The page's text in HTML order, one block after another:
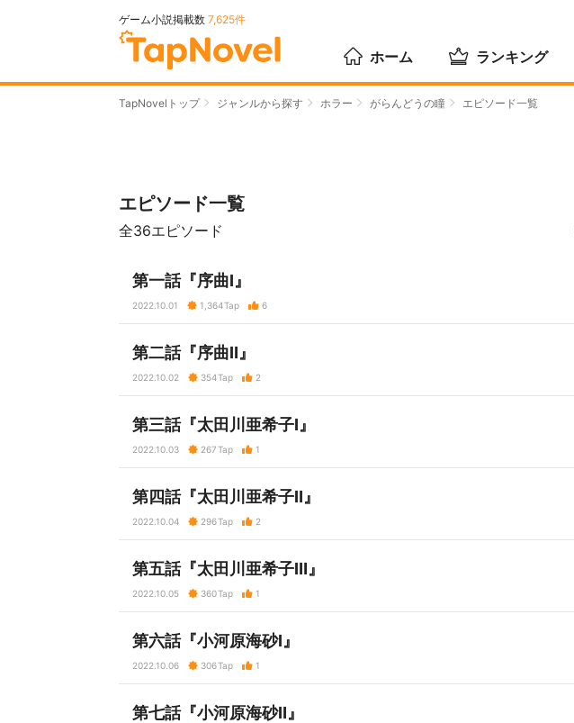
ゲーム小説掲載数 7,625件
ホーム ランキング
TapNovelトップ ジャンルから探す ホラー がらんどうの瞳 エピソード一覧
エピソード一覧
全36エピソード
第一話『序曲Ⅰ』
2022.10.01 1,364Tap 6
第二話『序曲Ⅱ』
2022.10.02 354Tap 2
第三話『太田川亜希子Ⅰ』
2022.10.03 267Tap 1
第四話『太田川亜希子Ⅱ』
2022.10.04 296Tap 2
第五話『太田川亜希子Ⅲ』
2022.10.05 360Tap 1
第六話『小河原海砂Ⅰ』
2022.10.06 306Tap 1
第七話『小河原海砂Ⅱ』